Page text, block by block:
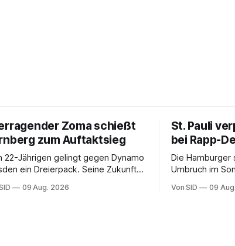
Zoma schießt
zum Auftaktsieg
22-Jährigen gelingt gegen Dynamo
ein Dreierpack. Seine Zukunft
09 Aug. 2026
St. Pauli
bei Rapp-
Die Hamburger
Umbruch im
Von SID 09